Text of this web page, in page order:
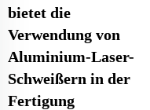
bietet die
Verwendung von
Aluminium-Laser-
Schweißern in der
Fertigung